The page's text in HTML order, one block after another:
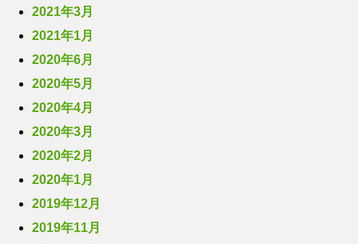
2021年3月
2021年1月
2020年6月
2020年5月
2020年4月
2020年3月
2020年2月
2020年1月
2019年12月
2019年11月